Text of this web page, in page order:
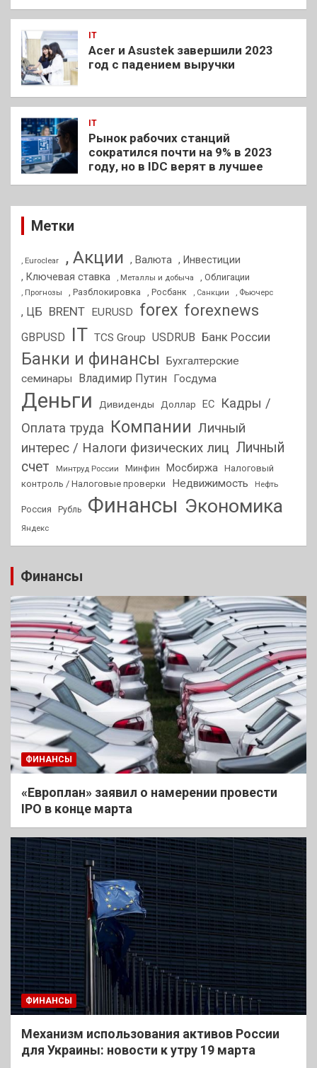
IT
Acer и Asustek завершили 2023
год с падением выручки
IT
Рынок рабочих станций
сократился почти на 9% в 2023
году, но в IDC верят в лучшее
Метки
, Euroclear , Акции , Валюта , Инвестиции
, Ключевая ставка
, Металлы и добыча , Облигации
, Прогнозы , Разблокировка , Росбанк , Санкции , Фьючерс
, ЦБ BRENT EURUSD forex forexnews
GBPUSD IT TCS Group USDRUB Банк России
Банки и финансы
Бухгалтерские
семинары
Владимир Путин Госдума
Деньги Дивиденды Доллар ЕС
Кадры /
Оплата труда Компании Личный
интерес / Налоги физических лиц Личный
счет
Минтруд России Минфин Мосбиржа Налоговый
контроль / Налоговые проверки
Недвижимость Нефть
Россия Рубль Финансы Экономика
Яндекс
Финансы
ФИНАНСЫ
«Европлан» заявил о намерении провести
IPO в конце марта
ФИНАНСЫ
Механизм использования активов России
для Украины: новости к утру 19 марта